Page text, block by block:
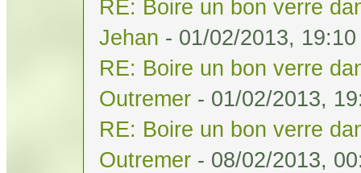
RE: Boire un bon verre
Jehan - 01/02/2013, 19:10
RE: Boire un bon verre
Outremer - 01/02/2013,
RE: Boire un bon verre
Outremer - 08/02/2013,